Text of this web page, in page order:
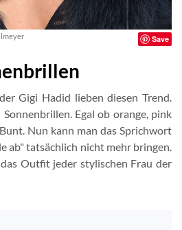
Save
Gigi Hadid lieben diesen Trend.
Egal ob orange, pink
Nun kann man das Sprichwort
ab" tatsächlich nicht mehr bringen.
Outfit jeder stylischen Frau der